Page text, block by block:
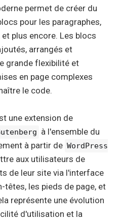
permet de créer du
pour les paragraphes,
plus encore. Les blocs
arrangés et
grande flexibilité et
en page complexes
le code.
une extension de
à l'ensemble du
à partir de WordPress
aux utilisateurs de
de leur site via l'interface
têtes, les pieds de page, et
représente une évolution
d'utilisation et la